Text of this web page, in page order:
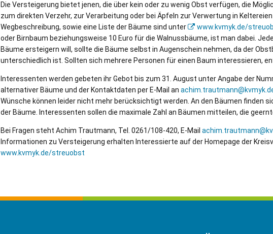
Die Versteigerung bietet jenen, die über kein oder zu wenig Obst verfügen, die
zum direkten Verzehr, zur Verarbeitung oder bei Äpfeln zur Verwertung in
Wegbeschreibung, sowie eine Liste der Bäume sind unter
www.kvmyk.de/
oder Birnbaum beziehungsweise 10 Euro für die Walnussbäume, ist man dabei.
Bäume ersteigern will, sollte die Bäume selbst in Augenschein nehmen, da der
unterschiedlich ist. Sollten sich mehrere Personen für einen Baum interessieren,
Interessenten werden gebeten ihr Gebot bis zum 31. August unter Angabe der
alternativer Bäume und der Kontaktdaten per E-Mail an
Wünsche können leider nicht mehr berücksichtigt werden. An den Bäumen finden
der Bäume. Interessenten sollen die maximale Zahl an Bäumen mitteilen, die
Bei Fragen steht Achim Trautmann, Tel. 0261/108-420, E-Mail
Informationen zu Versteigerung erhalten Interessierte auf der Homepage der
www.kvmyk.de/streuobst